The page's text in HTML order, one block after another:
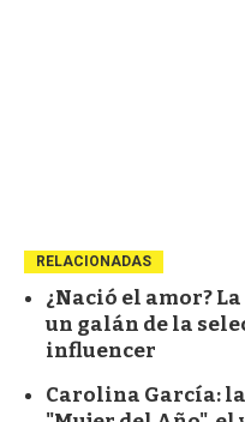
RELACIONADAS
¿Nació el amor?
un galán de la
influencer
Carolina García: